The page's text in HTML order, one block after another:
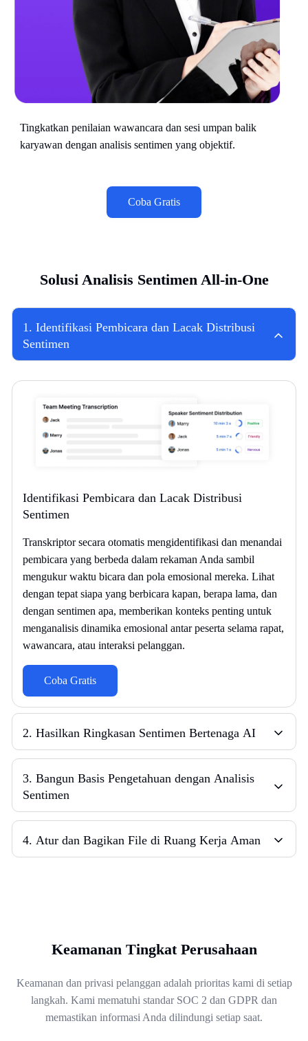
Tingkatkan penilaian wawancara dan sesi umpan balik
karyawan dengan analisis sentimen yang objektif.
Coba Gratis
Solusi Analisis Sentimen All-in-One
1. Identifikasi Pembicara dan Lacak Distribusi
Sentimen
Identifikasi Pembicara dan Lacak Distribusi
Sentimen
Transkriptor secara otomatis mengidentifikasi dan menandai
pembicara yang berbeda dalam rekaman Anda sambil
mengukur waktu bicara dan pola emosional mereka. Lihat
dengan tepat siapa yang berbicara kapan, berapa lama, dan
dengan sentimen apa, memberikan konteks penting untuk
menganalisis dinamika emosional antar peserta selama rapat,
wawancara, atau interaksi pelanggan.
Coba Gratis
2. Hasilkan Ringkasan Sentimen Bertenaga AI
3. Bangun Basis Pengetahuan dengan Analisis
Sentimen
4. Atur dan Bagikan File di Ruang Kerja Aman
Keamanan Tingkat Perusahaan
Keamanan dan privasi pelanggan adalah prioritas kami di setiap
langkah. Kami mematuhi standar SOC 2 dan GDPR dan
memastikan informasi Anda dilindungi setiap saat.